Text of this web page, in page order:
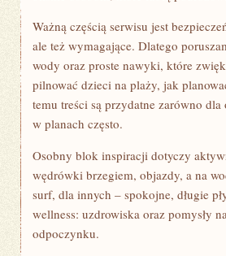
Ważną częścią serwisu jest
ale też wymagające. Dlatego
wody oraz proste nawyki, które
pilnować dzieci na plaży, jak
temu treści są przydatne zarówno
w planach często.
Osobny blok inspiracji dotyczy
wędrówki brzegiem, objazdy, a na
surf, dla innych – spokojne, długie
wellness: uzdrowiska oraz pomysły
odpoczynku.